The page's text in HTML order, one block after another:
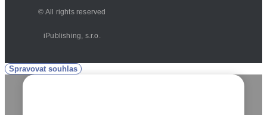
© All rights reserved
iPublishing, s.r.o.
Spravovat souhlas